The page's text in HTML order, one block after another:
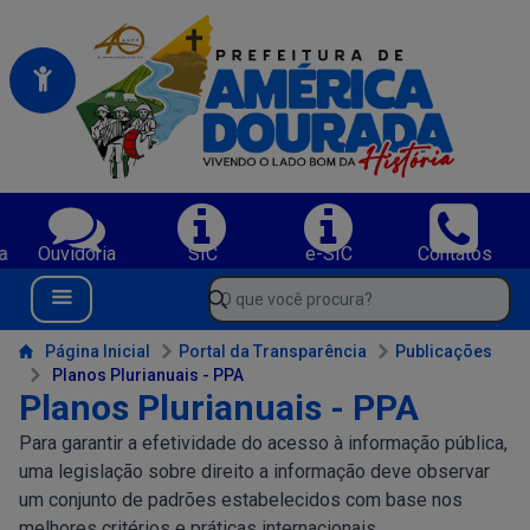
Portal da Prefeitura Municipal de America Dourada-BA
Serviços da Prefeitura Municipal de America Dourada-BA;
Ouvidoria SIC e-SIC
Contatos
Navegue pelo portal da Prefeitura de America Dourada-BA
Menu Bar
O que você procura?
Conteúdo da Prefeitura de America Dourada-BA
Página Inicial Portal da Transparência
Publicações
Planos Plurianuais - PPA
Planos Plurianuais - PPA
Para garantir a efetividade do acesso à informação pública,
uma legislação sobre direito a informação deve observar
um conjunto de padrões estabelecidos com base nos